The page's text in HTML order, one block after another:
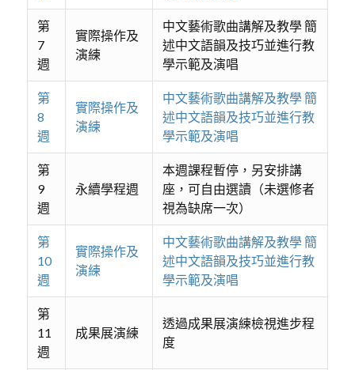
第
7
週
實際操作及
演練
中文藝術歌曲講解及教學 簡
述中文語韻及技巧並進行教
學示範及演唱
第
8
週
實際操作及
演練
中文藝術歌曲講解及教學 簡
述中文語韻及技巧並進行教
學示範及演唱
第
9
週
永續學程週
本週課程暫停，另安排講
座，可自由選讀（未選修者
視為缺席一次）
第
10
週
實際操作及
演練
中文藝術歌曲講解及教學 簡
述中文語韻及技巧並進行教
學示範及演唱
第
11
週
成果展演練
透過成果展演練檢視進步程
度